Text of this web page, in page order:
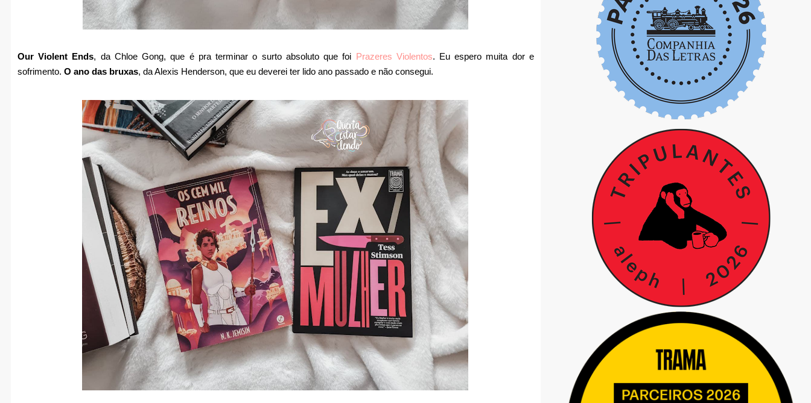
Our Violent Ends, da Chloe Gong, que é pra terminar o surto absoluto que foi Prazeres Violentos. Eu espero muita dor e
sofrimento. O ano das bruxas, da Alexis Henderson, que eu deverei ter lido ano passado e não consegui.